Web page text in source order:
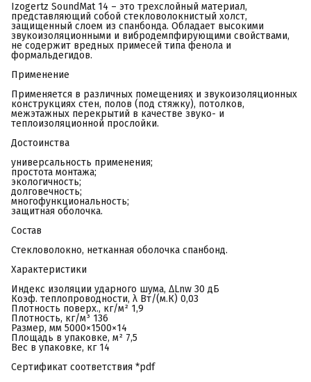
Izogertz SoundMat 14 – это трехслойный материал,
представляющий собой стекловолокнистый холст,
защищенный слоем из спанбонда. Обладает высокими
звукоизоляционными и вибродемпфирующими свойствами,
не содержит вредных примесей типа фенола и
формальдегидов.
Применение
Применяется в различных помещениях и звукоизоляционных
конструкциях стен, полов (под стяжку), потолков,
межэтажных перекрытий в качестве звуко- и
теплоизоляционной прослойки.
Достоинства
универсальность применения;
простота монтажа;
экологичность;
долговечность;
многофункциональность;
защитная оболочка.
Состав
Стекловолокно, нетканная оболочка спанбонд.
Характеристики
Индекс изоляции ударного шума, ΔLnw 30 дБ
Коэф. теплопроводности, λ Вт/(м.К) 0,03
Плотность поверх., кг/м² 1,9
Плотность, кг/м³ 136
Размер, мм 5000×1500×14
Площадь в упаковке, м² 7,5
Вес в упаковке, кг 14
Сертификат соответствия *pdf